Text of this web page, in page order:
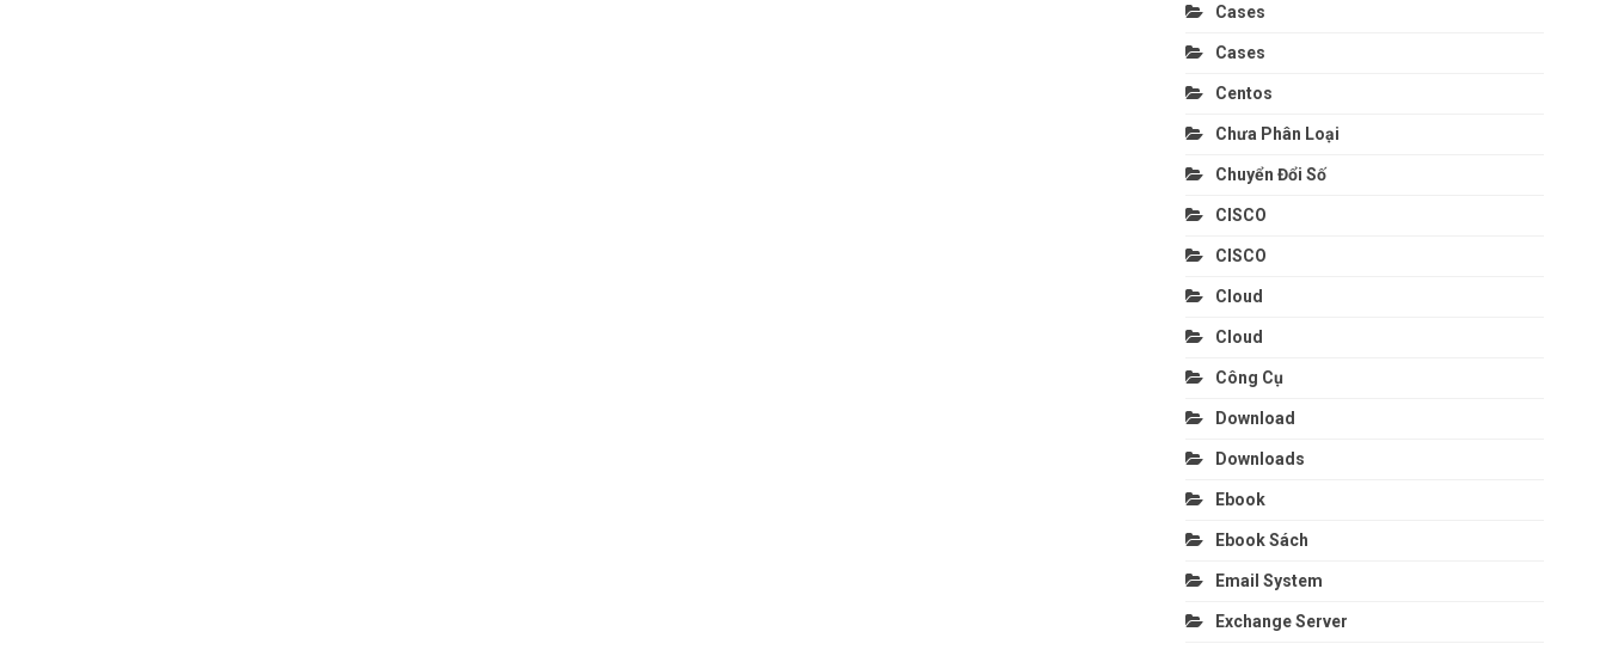
Cases
Cases
Centos
Chưa Phân Loại
Chuyển Đổi Số
CISCO
CISCO
Cloud
Cloud
Công Cụ
Download
Downloads
Ebook
Ebook Sách
Email System
Exchange Server